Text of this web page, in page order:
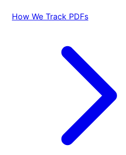
How We Track PDFs